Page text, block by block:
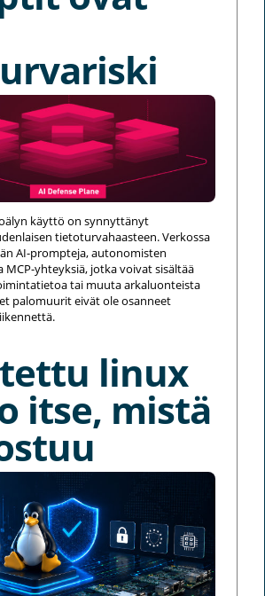
käyttö on synnyttänyt
tietoturvahaasteen. Verkossa
AI-prompteja, autonomisten
MCP-yhteyksiä, jotka voivat sisältää
tai muuta arkaluonteista
palomuurit eivät ole osanneet
linux
itse, mistä